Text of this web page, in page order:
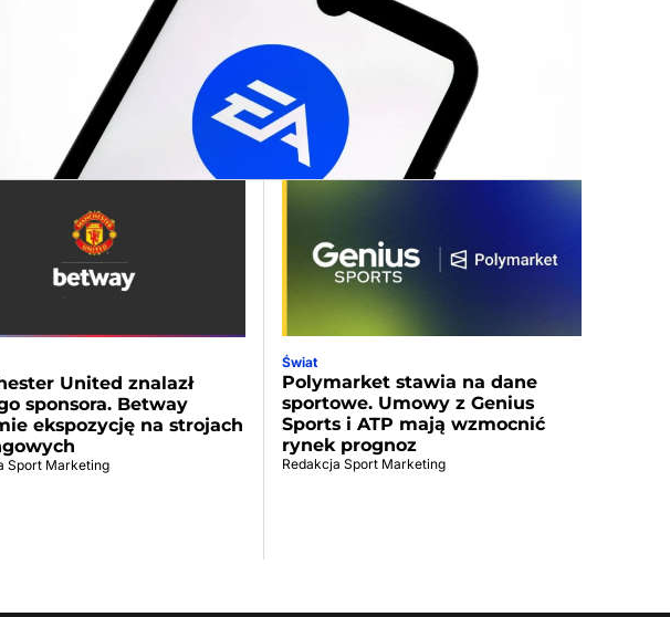
United znalazł
sponsora. Betway
ekspozycję na strojach
Sport Marketing
Świat
Polymarket stawia na dane
sportowe. Umowy z Genius
Sports i ATP mają wzmocnić
rynek prognoz
Redakcja Sport Marketing